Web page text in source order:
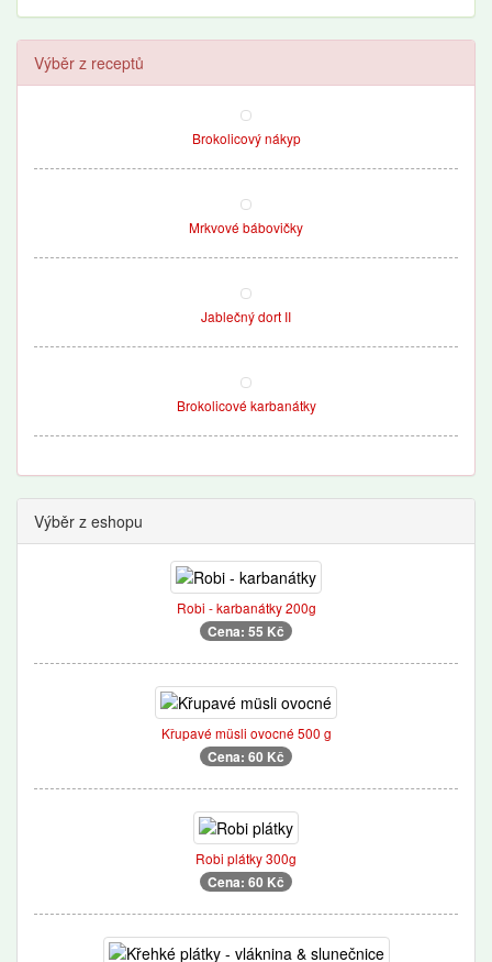
Výběr z receptů
Brokolicový nákyp
Mrkvové bábovičky
Jablečný dort II
Brokolicové karbanátky
Výběr z eshopu
Robi - karbanátky 200g
Cena: 55 Kč
Křupavé müsli ovocné 500 g
Cena: 60 Kč
Robi plátky 300g
Cena: 60 Kč